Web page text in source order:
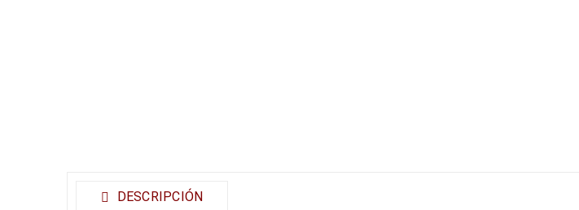
DESCRIPCIÓN